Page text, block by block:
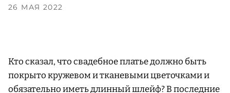
26 МАЯ 2022
Кто сказал, что свадебное платье должно быть
покрыто кружевом и тканевыми цветочками и
обязательно иметь длинный шлейф? В последние